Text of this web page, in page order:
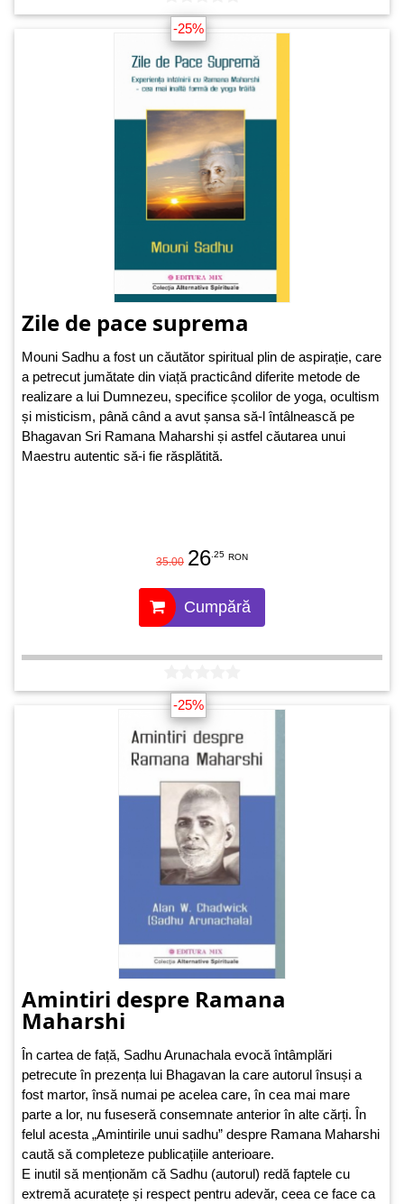
-25%
Zile de pace suprema
Mouni Sadhu a fost un căutător spiritual plin de aspirație, care
a petrecut jumătate din viață practicând diferite metode de
realizare a lui Dumnezeu, specifice școlilor de yoga, ocultism
și misticism, până când a avut șansa să-l întâlnească pe
Bhagavan Sri Ramana Maharshi și astfel căutarea unui
Maestru autentic să-i fie răsplătită.
35.00 26 .25 RON
Cumpără
-25%
Amintiri despre Ramana
Maharshi
În cartea de față, Sadhu Arunachala evocă întâmplări
petrecute în prezența lui Bhagavan la care autorul însuși a
fost martor, însă numai pe acelea care, în cea mai mare
parte a lor, nu fuseseră consemnate anterior în alte cărți. În
felul acesta „Amintirile unui sadhu” despre Ramana Maharshi
caută să completeze publicațiile anterioare.
E inutil să menționăm că Sadhu (autorul) redă faptele cu
extremă acuratețe și respect pentru adevăr, ceea ce face ca